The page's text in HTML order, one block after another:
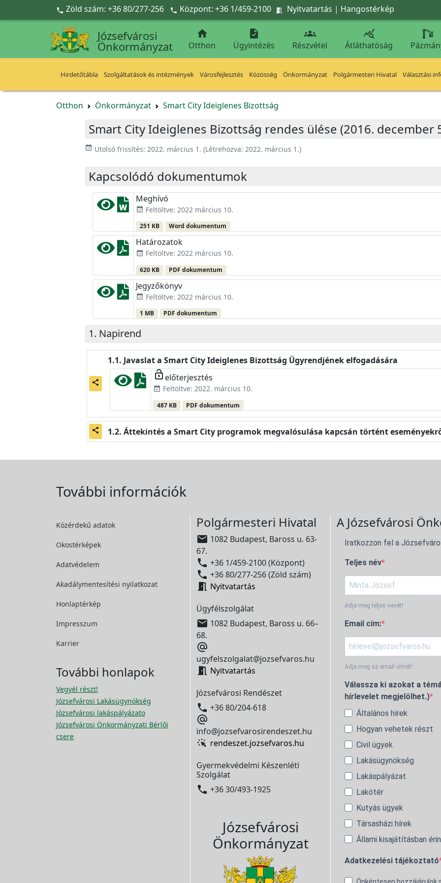
Ugrás a fő tartalomra
 Zöld szám: +36 80/277-256  Központ: +36 1/459-2100  Nyitvatartás | Hangostérkép
Józsefvárosi
Önkormányzat

Otthon

Ügyintézés

Részvétel

Átláthatóság
Hirdetőtábla Szolgáltatások és intézmények Városfejlesztés Közösség Önkormányzat Polgármesteri Hivatal Választási
Otthon Önkormányzat Smart City Ideiglenes Bizottság
Smart City Ideiglenes Bizottság rendes ülése (2016. december
event_available Utolsó frissítés: 2022. március 1. (Létrehozva: 2022. március 1.)
Kapcsolódó dokumentumok
Meghívó
event_available Feltöltve: 2022 március 10.
251 KB Word dokumentum
Határozatok
event_available Feltöltve: 2022 március 10.
620 KB PDF dokumentum
Jegyzőkönyv
event_available Feltöltve: 2022 március 10.
1 MB PDF dokumentum
Napirend
share
Javaslat a Smart City Ideiglenes Bizottság Ügyrendjének elfogadására
lock_open előterjesztés
event_available Feltöltve: 2022. március 10.
487 KB PDF dokumentum
share Áttekintés a Smart City programok megvalósulása kapcsán történt
További információk
Közérdekű adatok
Okostérképek
Adatvédelem
Akadálymentesítési nyilatkozat
Honlaptérkép
Impresszum
Karrier
További honlapok
Vegyél részt!
Józsefvárosi Lakásügynökség
Józsefvárosi lakáspályázato
Józsefvárosi Önkormányzati Bérlői
csere
Polgármesteri Hivatal
 1082 Budapest, Baross u. 63-
67.
 +36 1/459-2100 (Központ)
 +36 80/277-256 (Zöld szám)
 Nyitvatartás
Ügyfélszolgálat
 1082 Budapest, Baross u. 66–
68.

ugyfelszolgalat@jozsefvaros.hu
 Nyitvatartás
Józsefvárosi Rendészet
 +36 80/204-618

info@jozsefvarosirendeszet.hu
rendeszet.jozsefvaros.hu
Gyermekvédelmi Készenléti
Szolgálat
 +36 30/493-1925
Józsefvárosi
Önkormányzat
A Józsefvárosi
Iratkozzon fel a
Teljes név
Adja meg teljes nevét!
Email cím:
Adja meg az email címét!
Válassza ki azokat a
hírlevelet megjelölhet.)
Általános hírek
Hogyan vehetek részt
Civil ügyek
Lakásügynökség
Lakáspályázat
Lakótér
Kutyás ügyek
Társasházi hírek
Állami kisajátításban
Adatkezelési tájékoztató
Önkéntesen